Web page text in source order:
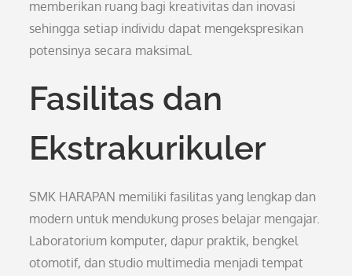
memberikan ruang bagi kreativitas dan inovasi
sehingga setiap individu dapat mengekspresikan
potensinya secara maksimal.
Fasilitas dan
Ekstrakurikuler
SMK HARAPAN memiliki fasilitas yang lengkap dan
modern untuk mendukung proses belajar mengajar.
Laboratorium komputer, dapur praktik, bengkel
otomotif, dan studio multimedia menjadi tempat